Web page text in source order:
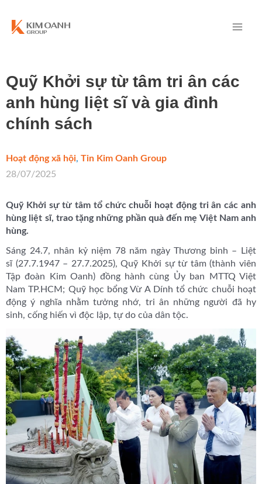
Quỹ Khởi sự từ tâm tri ân các
anh hùng liệt sĩ và gia đình
chính sách
Hoạt động xã hội, Tin Kim Oanh Group
28/07/2025
Quỹ Khởi sự từ tâm tổ chức chuỗi hoạt động tri ân các anh
hùng liệt sĩ, trao tặng những phần quà đến mẹ Việt Nam anh
hùng.
Sáng 24.7, nhân kỷ niệm 78 năm ngày Thương binh – Liệt
sĩ (27.7.1947 – 27.7.2025), Quỹ Khởi sự từ tâm (thành viên
Tập đoàn Kim Oanh) đồng hành cùng Ủy ban MTTQ Việt
Nam TP.HCM; Quỹ học bổng Vừ A Dính tổ chức chuỗi hoạt
động ý nghĩa nhằm tưởng nhớ, tri ân những người đã hy
sinh, cống hiến vì độc lập, tự do của dân tộc.